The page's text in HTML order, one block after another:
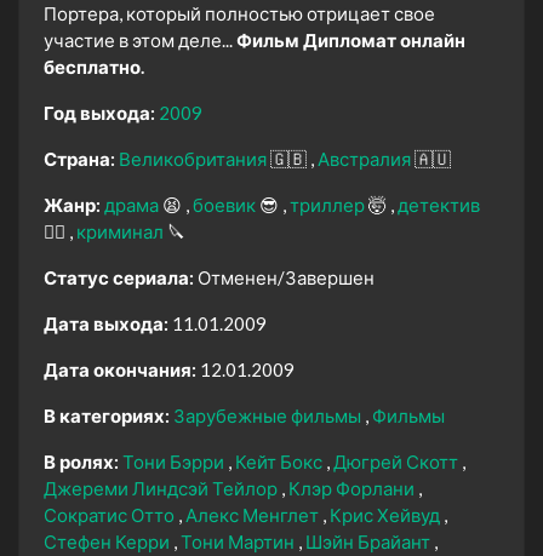
Портера, который полностью отрицает свое
участие в этом деле...Фильм Дипломат онлайн
бесплатно.
Год выхода: 2009
Страна: Великобритания🇬🇧 Австралия🇦🇺
Жанр: драма 😫 боевик 😎 триллер🤯
детектив
🕵️‍♂️
криминал 🔪
Статус сериала: Отменен/Завершен
Дата выхода: 11.01.2009
Дата окончания: 12.01.2009
В категориях: Зарубежные фильмы Фильмы
В ролях: Тони Бэрри Кейт Бокс Дюгрей Скотт
Джереми Линдсэй Тейлор Клэр Форлани
Сократис Отто
Алекс Менглет Крис Хейвуд
Стефен Керри Тони Мартин
Шэйн Брайант